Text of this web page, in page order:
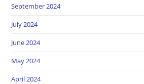
September 2024
July 2024
June 2024
May 2024
April 2024